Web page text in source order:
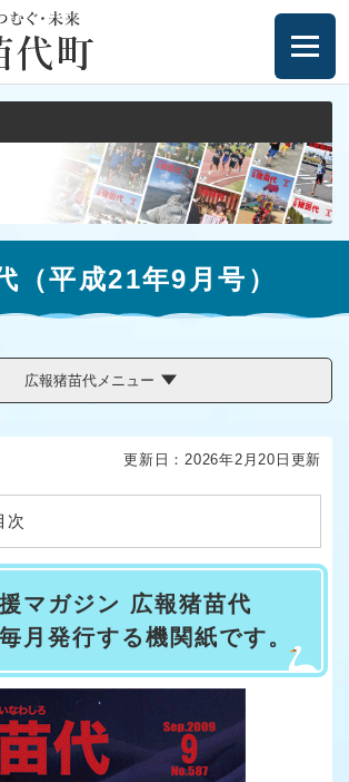
メニューを飛ばして本文へ
（平成21年9月号）
広報猪苗代メニュー
更新日：2026年2月20日更新
次
マガジン 広報猪苗代
月発行する機関紙です。